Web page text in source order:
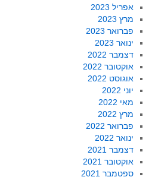
אפריל 2023
מרץ 2023
פברואר 2023
ינואר 2023
דצמבר 2022
אוקטובר 2022
אוגוסט 2022
יוני 2022
מאי 2022
מרץ 2022
פברואר 2022
ינואר 2022
דצמבר 2021
אוקטובר 2021
ספטמבר 2021